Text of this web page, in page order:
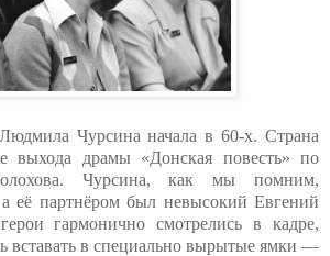
Чурсина начала в 60-х. Страна
выхода драмы «Донская повесть» по
Чурсина, как мы помним,
а её партнёром был невысокий Евгений
гармонично смотрелись в кадре,
вставать в специально вырытые ямки —